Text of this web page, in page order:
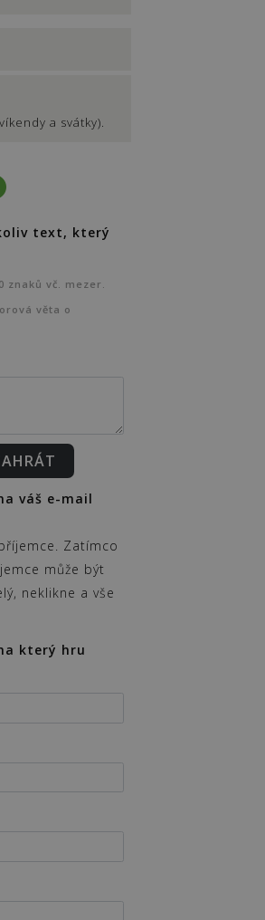
a svátky).
text, který
znaků vč. mezer.
věta o
váš e-mail
Zatímco
může být
neklikne a vše
který hru